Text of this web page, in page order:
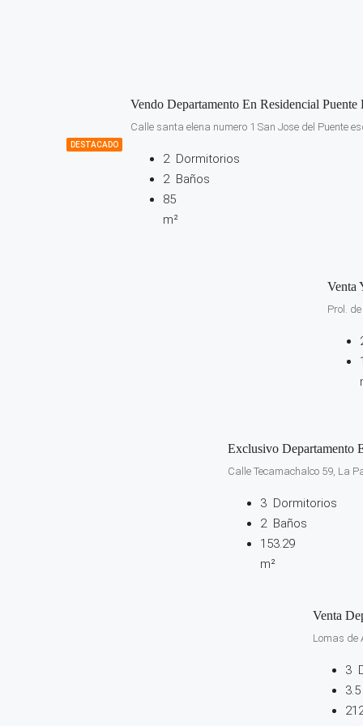
DESTACADO
Vendo Departamento En Residencial
Calle santa elena numero 1 San Jose del Puente
2 Dormitorios
2 Baños
85
m²
Venta
Prol.
Exclusivo Departamento
Calle Tecamachalco 59, La
3 Dormitorios
2 Baños
153.29
m²
Venta
Lomas de
3
3.5